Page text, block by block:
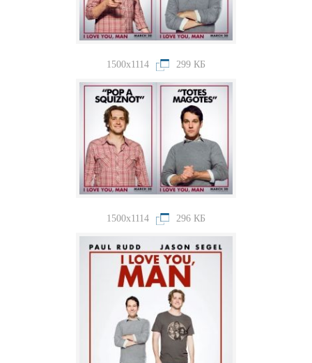
1500x1114 299 КБ
1500x1114 296 КБ